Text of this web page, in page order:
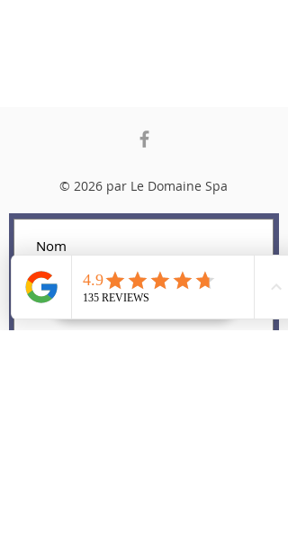
© 2026 par Le Domaine Spa